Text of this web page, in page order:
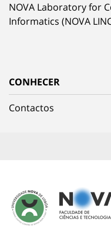
NOVA Laboratory for
Informatics (NOVA
CONHECER
Contactos